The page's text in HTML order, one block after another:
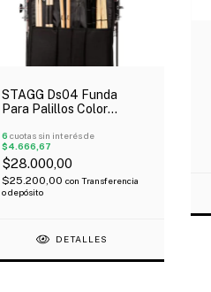
STAGG Ds04 Funda
Para Palillos Color
6 cuotas sin interés de
$4.666,67
$28.000,00
$25.200,00 con Transferencia
o depósito
DETALLES